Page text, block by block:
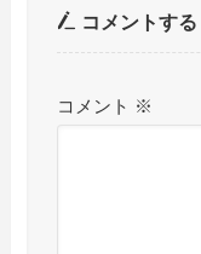
コメントする
コメント ※